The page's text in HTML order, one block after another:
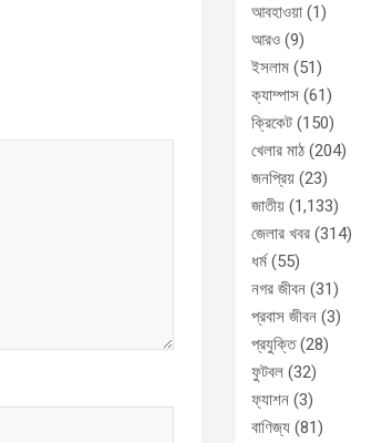
আবহাওয়া (1)
আরও (9)
ইসলাম (51)
ক্যাম্পাস (61)
ক্রিকেট (150)
খেলার মাঠ (204)
জনপ্রিয় (23)
জাতীয় (1,133)
জেলার খবর (314)
ধর্ম(55)
নগর জীবন (31)
প্রবাস জীবন (3)
প্রযুক্তি(28)
ফুটবল (32)
ফ্যাশন (3)
বাণিজ্য (81)